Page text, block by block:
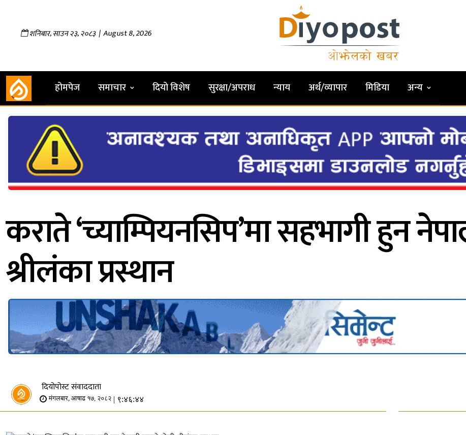
शनिबार,साउन२३,२०८३| August 8, 2026
होमपेज समाचार दियो विशेष सुरक्षा/अपराध न्याय अर्थ/व्यापार मिडिया अन्य
कराते ‘च्याम्पियनसिप’मा सहभागी हुन
श्रीलंका प्रस्थान
दियोपोस्ट संवाददाता
मंगलबार, आषाढ १७, २०८२ | ९:४६:४४